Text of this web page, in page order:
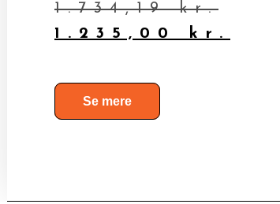
1.734,19kr.
1.235,00
kr.
Se mere